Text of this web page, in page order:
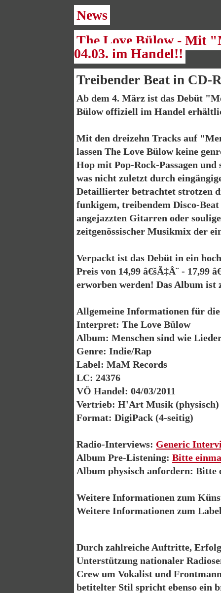
News
The Love Bülow - Mit
04.03. im Handel!!
Treibender Beat in CD-
Ab dem 4. März ist das Debüt
Bülow offiziell im Handel
Mit den dreizehn Tracks auf
lassen The Love Bülow keine
Hop mit Pop-Rock-Passagen und
was nicht zuletzt durch
Detaillierter betrachtet strotzen
funkigem, treibendem Disco-
angejazzten Gitarren oder
zeitgenössischer Musikmix der
Verpackt ist das Debüt in ein
Preis von 14,99 â€šÃ‡Â¨ - 17,99
erworben werden! Das Album
Allgemeine Informationen für
Interpret: The Love Bülow
Album: Menschen sind wie
Genre: Indie/Rap
Label: MaM Records
LC: 24376
VÖ Handel: 04/03/2011
Vertrieb: H'Art Musik
Format: DigiPack (4-seitig)
Radio-Interviews: Generic
Album Pre-Listening: Bitte
Album physisch anfordern: Bitte
Weitere Informationen zum
Weitere Informationen zum
Durch zahlreiche Auftritte,
Unterstützung nationaler
Crew um Vokalist und
betitelter Stil spricht ebenso ein